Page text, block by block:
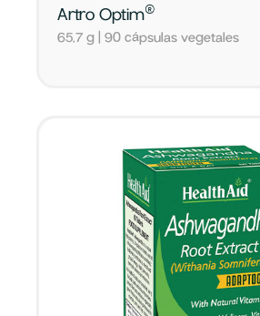
Artro Optim®
65,7 g | 90 cápsulas vegetales